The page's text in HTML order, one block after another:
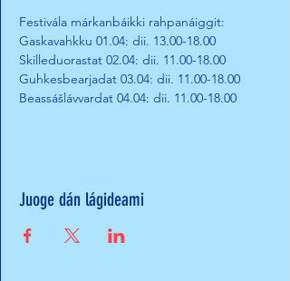
Festivála márkanbáikki rahpanáiggit:
Gaskavahkku 01.04: dii. 13.00-18.00
Skilleduorastat 02.04: dii. 11.00-18.00
Guhkesbearjadat 03.04: dii. 11.00-18.00
Beassášlávvardat 04.04: dii. 11.00-18.00
Juoge dán lágideami